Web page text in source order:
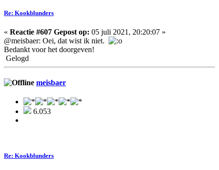
Re: Kookblunders
« Reactie #607 Gepost op: 05 juli 2021, 20:20:07 »
@meisbaer: Oei, dat wist ik niet.
Bedankt voor het doorgeven!
Gelogd
meisbaer
6.053
Re: Kookblunders